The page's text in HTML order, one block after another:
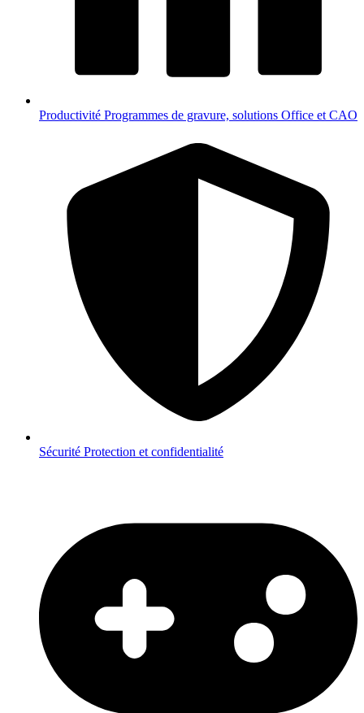
Productivité Programmes de gravure, solutions Office et CAO
Sécurité Protection et confidentialité